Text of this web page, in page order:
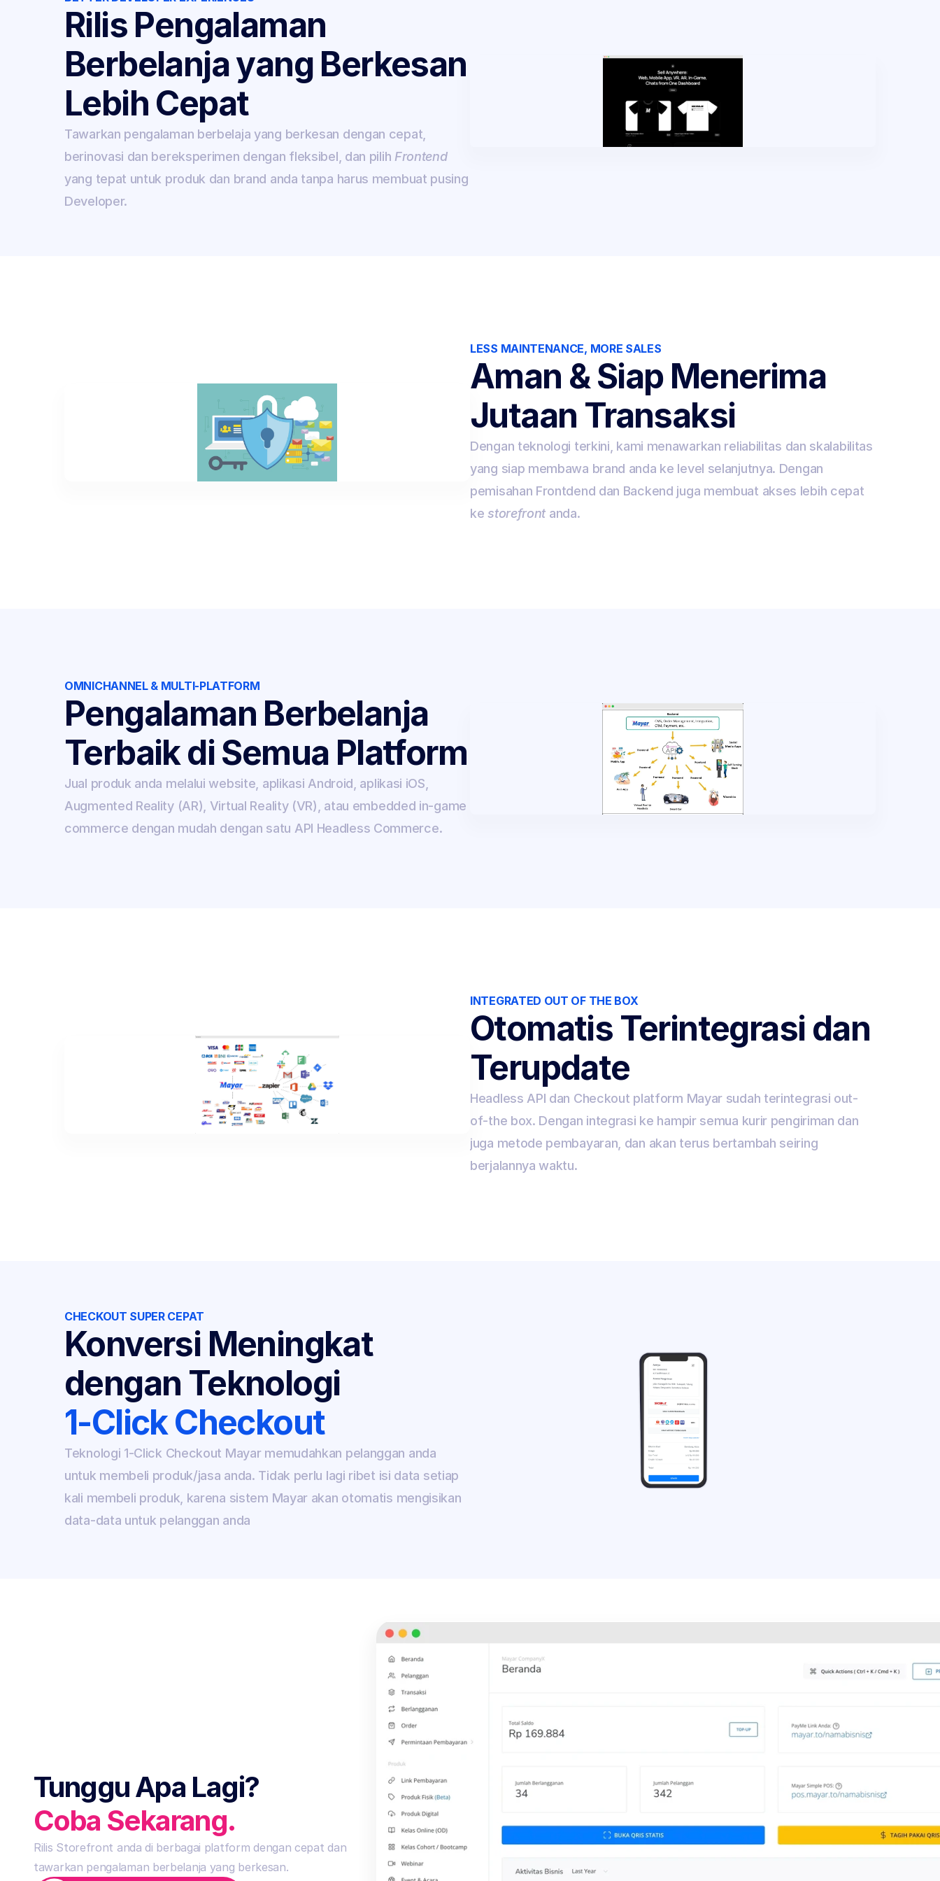
Rilis Pengalaman
Berbelanja yang Berkesan
Lebih Cepat
Tawarkan pengalaman berbelaja yang berkesan dengan cepat,
berinovasi dan bereksperimen dengan fleksibel, dan pilih Frontend
yang tepat untuk produk dan brand anda tanpa harus membuat pusing
Developer.
LESS MAINTENANCE, MORE SALES
Aman & Siap Menerima
Jutaan Transaksi
Dengan teknologi terkini, kami menawarkan reliabilitas dan skalabilitas
yang siap membawa brand anda ke level selanjutnya. Dengan
pemisahan Frontdend dan Backend juga membuat akses lebih cepat
ke storefront anda.
OMNICHANNEL & MULTI-PLATFORM
Pengalaman Berbelanja
Terbaik di Semua Platform
Jual produk anda melalui website, aplikasi Android, aplikasi iOS,
Augmented Reality (AR), Virtual Reality (VR), atau embedded in-game
commerce dengan mudah dengan satu API Headless Commerce.
INTEGRATED OUT OF THE BOX
Otomatis Terintegrasi dan
Terupdate
Headless API dan Checkout platform Mayar sudah terintegrasi out-
of-the box. Dengan integrasi ke hampir semua kurir pengiriman dan
juga metode pembayaran, dan akan terus bertambah seiring
berjalannya waktu.
CHECKOUT SUPER CEPAT
Konversi Meningkat
dengan Teknologi
1-Click Checkout
Teknologi 1-Click Checkout Mayar memudahkan pelanggan anda
untuk membeli produk/jasa anda. Tidak perlu lagi ribet isi data setiap
kali membeli produk, karena sistem Mayar akan otomatis mengisikan
data-data untuk pelanggan anda
Tunggu Apa Lagi?
Coba Sekarang.
Rilis Storefront anda di berbagai platform dengan cepat dan
tawarkan pengalaman berbelanja yang berkesan.